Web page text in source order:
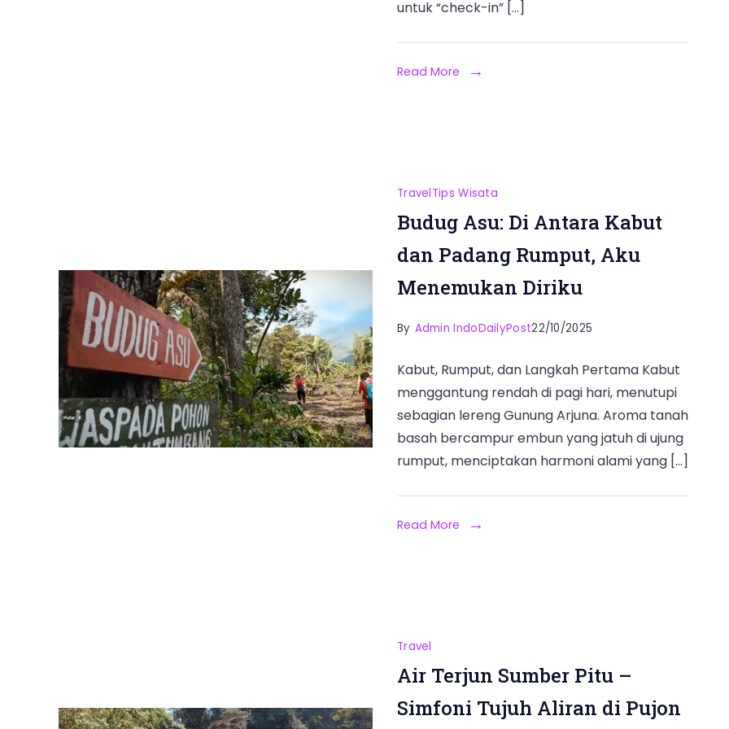
untuk “check-in” […]
Read More
TravelTips Wisata
Budug Asu: Di Antara Kabut
dan Padang Rumput, Aku
Menemukan Diriku
By Admin IndoDailyPost22/10/2025
Kabut, Rumput, dan Langkah Pertama Kabut
menggantung rendah di pagi hari, menutupi
sebagian lereng Gunung Arjuna. Aroma tanah
basah bercampur embun yang jatuh di ujung
rumput, menciptakan harmoni alami yang […]
Read More
Travel
Air Terjun Sumber Pitu –
Simfoni Tujuh Aliran di Pujon